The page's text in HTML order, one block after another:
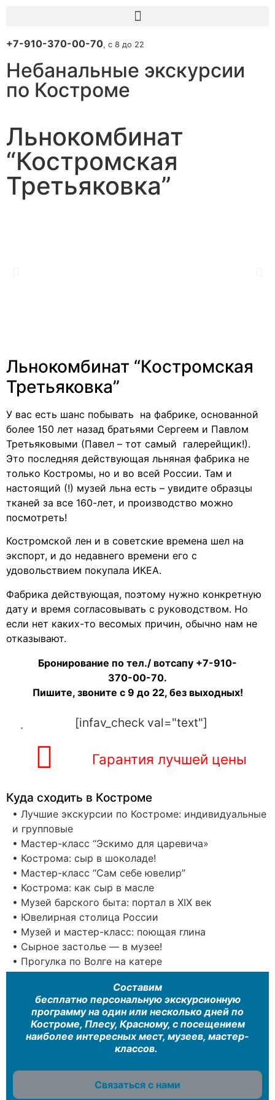
+7-910-370-00-70, с 8 до 22
Небанальные экскурсии
по Костроме
Льнокомбинат
“Костромская
Третьяковка”
Льнокомбинат “Костромская
Третьяковка”
У вас есть шанс побывать на фабрике, основанной
более 150 лет назад братьями Сергеем и Павлом
Третьяковыми (Павел – тот самый галерейщик!).
Это последняя действующая льняная фабрика не
только Костромы, но и во всей России. Там и
настоящий (!) музей льна есть – увидите образцы
тканей за все 160-лет, и производство можно
посмотреть!
Костромской лен и в советские времена шел на
экспорт, и до недавнего времени его с
удовольствием покупала ИКЕА.
Фабрика действующая, поэтому нужно конкретную
дату и время согласовывать с руководством. Но
если нет каких-то весомых причин, обычно нам не
отказывают.
Бронирование по тел./ вотсапу +7-910-
370-00-70.
Пишите, звоните с 9 до 22, без выходных!
[infav_check val="text"]
Гарантия лучшей цены
Куда сходить в Костроме
• Лучшие экскурсии по Костроме: индивидуальные
и групповые
• Мастер-класс “Эскимо для царевича»
• Кострома: сыр в шоколаде!
• Мастер-класс “Сам себе ювелир”
• Кострома: как сыр в масле
• Музей барского быта: портал в XIX век
• Ювелирная столица России
• Музей и мастер-класс: поющая глина
• Сырное застолье — в музее!
• Прогулка по Волге на катере
Составим
бесплатно персональную экскурсионную
программу на один или несколько дней по
Костроме, Плесу, Красному, с посещением
наиболее интересных мест, музеев, мастер-
классов.
Связаться с нами